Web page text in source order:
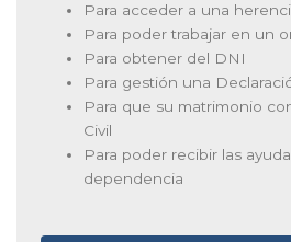
Para acceder a una
Para poder trabajar en un
Para obtener del DNI
Para gestión una
Para que su matrimonio
Civil
Para poder recibir las
dependencia